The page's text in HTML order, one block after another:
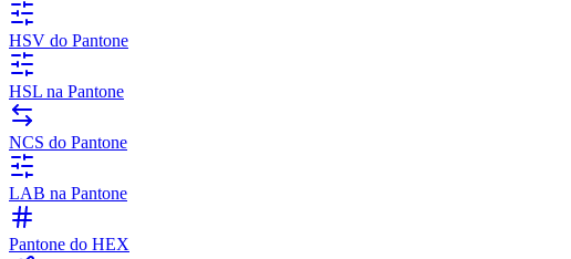
HSV do Pantone
HSL na Pantone
NCS do Pantone
LAB na Pantone
Pantone do HEX